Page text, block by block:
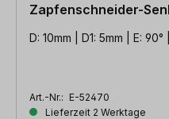
Zapfenschneider-
D: 10mm | D1: 5mm | E: 90°
Art.-Nr.: E-52470
Lieferzeit 2 Werktage